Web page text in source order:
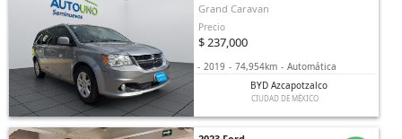
Grand Caravan
Precio
$ 237,000
- 2019 - 74,954km - Automática
BYD Azcapotzalco
CIUDAD DE MÉXICO